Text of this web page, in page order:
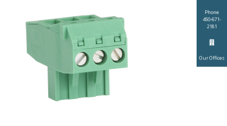
Phone
450-671-
2181
Our Offices